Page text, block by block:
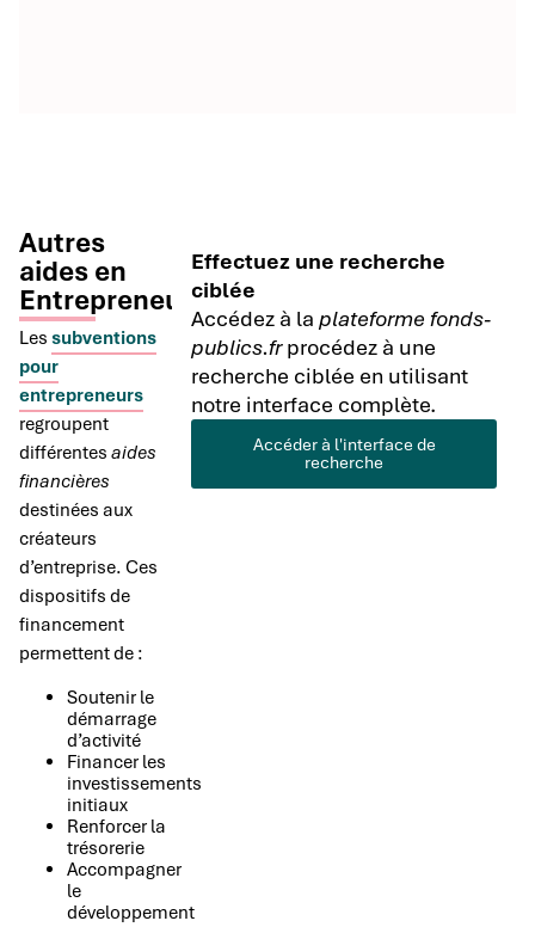
Autres
aides en
Entrepreneuriat
Les subventions
pour
entrepreneurs
regroupent
différentes aides
financières
destinées aux
créateurs
d’entreprise. Ces
dispositifs de
financement
permettent de :
Soutenir le
démarrage
d’activité
Financer les
investissements
initiaux
Renforcer la
trésorerie
Accompagner
le
développement
Effectuez une recherche
ciblée
Accédez à laplateforme fonds-
publics.frprocédez à une
recherche ciblée en utilisant
notre interface complète.
Accéder à l'interface de
recherche